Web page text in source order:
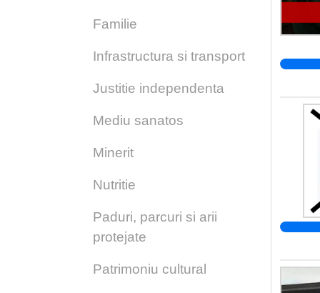
Familie
Infrastructura si transport
Justitie independenta
Mediu sanatos
Minerit
Nutritie
Paduri, parcuri si arii
protejate
Patrimoniu cultural